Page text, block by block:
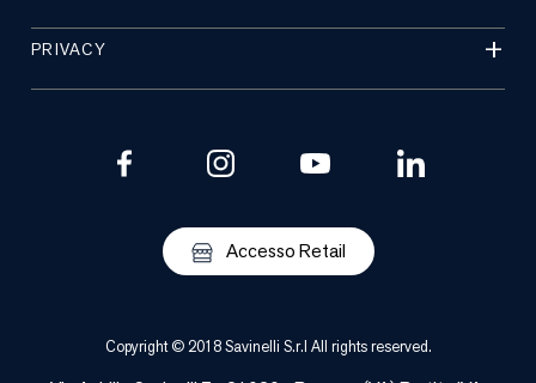
PRIVACY
Accesso Retail
Copyright © 2018 Savinelli S.r.l All rights reserved.